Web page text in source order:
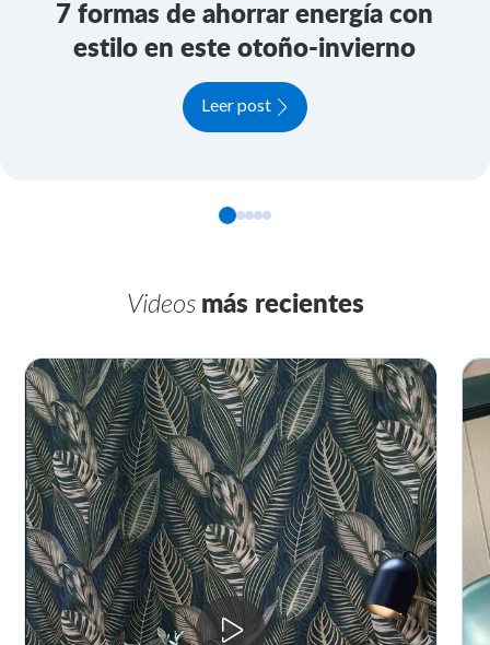
7 formas de ahorrar energía con
estilo en este otoño-invierno
Leer post
Videos más recientes